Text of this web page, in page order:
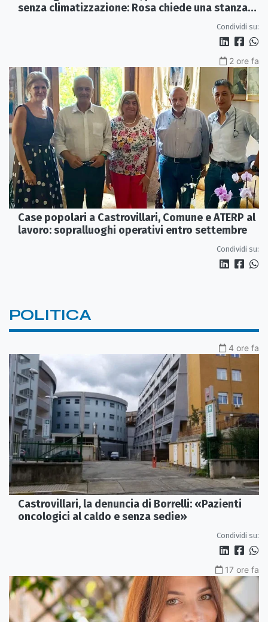
senza climatizzazione: Rosa chiede una stanza
Condividi su:
2 ore fa
Case popolari a Castrovillari, Comune e ATERP al
lavoro: sopralluoghi operativi entro settembre
Condividi su:
POLITICA
4 ore fa
Castrovillari, la denuncia di Borrelli: «Pazienti
oncologici al caldo e senza sedie»
Condividi su:
17 ore fa